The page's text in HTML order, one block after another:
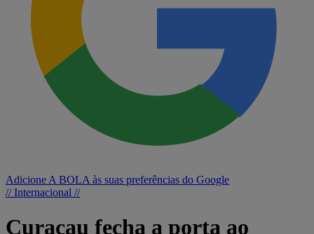
Adicione A BOLA às suas preferências do Google
// Internacional //
Curaçau fecha a porta ao